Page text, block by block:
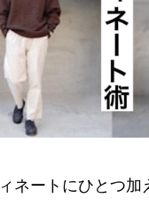
ネートにひとつ